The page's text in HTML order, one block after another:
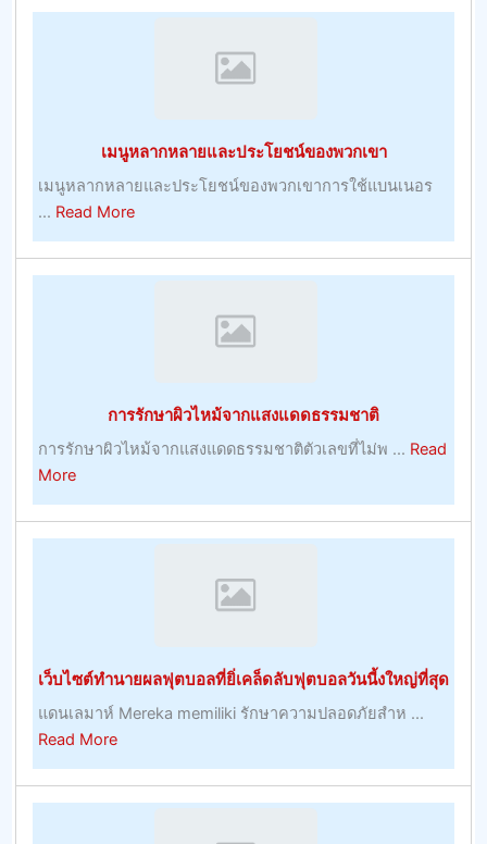
เมนูหลากหลายและประโยชน์ของพวกเขา
เมนูหลากหลายและประโยชน์ของพวกเขาการใช้แบนเนอร
... Read Moreabout
เมนู
หลาก
เขา
การรักษาผิวไหม้จากแสงแดดธรรมชาติ
การรักษาผิวไหม้จากแสงแดดธรรมชาติตัวเลขที่ไม่พ ... Read
Moreabout
การ
รักษา
เว็บไซต์ทำนายผลฟุตบอลที่ยิ่เคล็ดลับฟุตบอลวันนี้งใหญ่ที่สุด
แดนเลมาห์ Mereka memiliki รักษาความปลอดภัยสำห ...
Read Moreabout
เว็บไซต์
ทำนาย